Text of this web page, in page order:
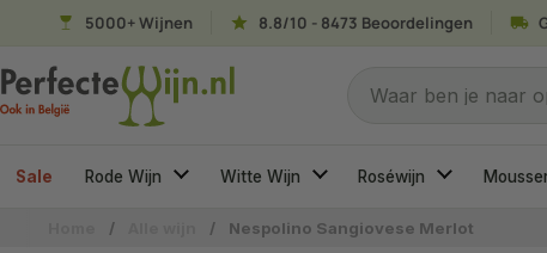
Ga naar content
5000+ Wijnen 8.8/10 - 8473 Beoordelingen
Waar ben je naar
Sale Rode Wijn Witte Wijn Roséwijn
/ / Nespolino Sangiovese Merlot